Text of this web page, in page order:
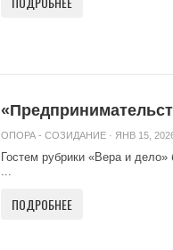
ОПОРА - СОЗИДАНИЕ · ЯНВ 15,
Гостем рубрики «Вера и
...
ПОДРОБНЕЕ